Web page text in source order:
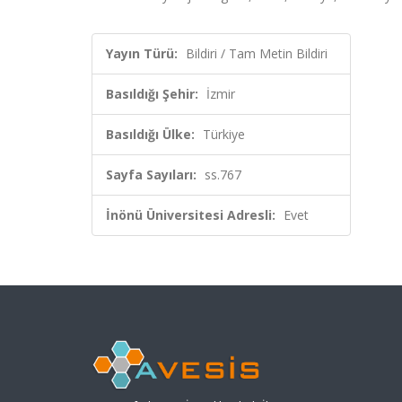
Yayın Türü: Bildiri / Tam Metin Bildiri
Basıldığı Şehir: İzmir
Basıldığı Ülke: Türkiye
Sayfa Sayıları: ss.767
İnönü Üniversitesi Adresli: Evet